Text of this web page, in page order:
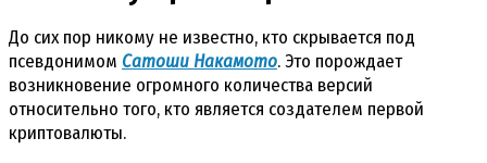
До сих пор никому не известно, кто скрывается под
псевдонимом Сатоши Накамото. Это порождает
возникновение огромного количества версий
относительно того, кто является создателем первой
криптовалюты.